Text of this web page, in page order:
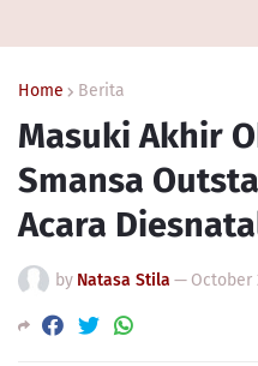
Home Berita
Masuki Akhir
Smansa
Acara
by Natasa Stila — October